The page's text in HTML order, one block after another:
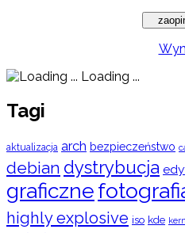
Loading ...
Tagi
aktualizacja arch bezpieczeństwo
debian dystrybucja
graficzne
highly explosive iso kde